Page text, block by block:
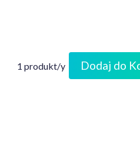
1 produkt/y Dodaj do